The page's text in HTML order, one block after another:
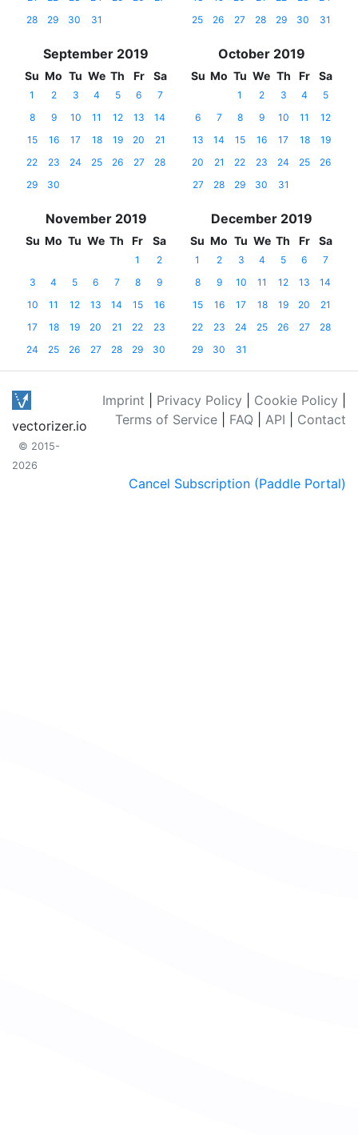
28
29 30 31
25
26 27 28 29 30 31
September 2019
Su Mo Tu We Th Fr Sa
1 2 3 4 5 6
7
8
9 10 11 12 13
14
15
16 17 18 19 20
21
22
23 24 25 26 27
28
29
30
October 2019
Su Mo Tu We Th Fr Sa
1 2 3 4
5
6
7 8 9 10 11
12
13
14 15 16 17 18
19
20
21 22 23 24 25
26
27
28 29 30 31
November 2019
Su Mo Tu We Th Fr Sa
1
2
3
4 5 6 7 8
9
10
11 12 13 14 15
16
17
18 19 20 21 22
23
24
25 26 27 28 29 30
December 2019
Su Mo Tu We Th Fr Sa
1 2 3 4 5 6
7
8
9 10 11 12 13
14
15
16 17 18 19 20
21
22
23 24 25 26 27
28
29
30 31
vectorizer.io
© 2015-
2026
Imprint Privacy Policy Cookie Policy
Terms of Service
FAQ API Contact
Cancel Subscription (Paddle Portal)